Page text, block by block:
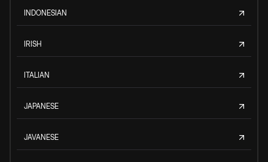
INDONESIAN
IRISH
ITALIAN
JAPANESE
JAVANESE